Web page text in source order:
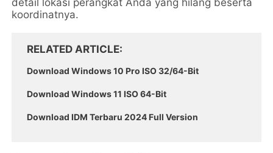
detail lokasi perangkat Anda yang hilang beserta
koordinatnya.
RELATED ARTICLE
Download Windows 10 Pro ISO 32/64-Bit
Download Windows 11 ISO 64-Bit
Download IDM Terbaru 2024 Full Version